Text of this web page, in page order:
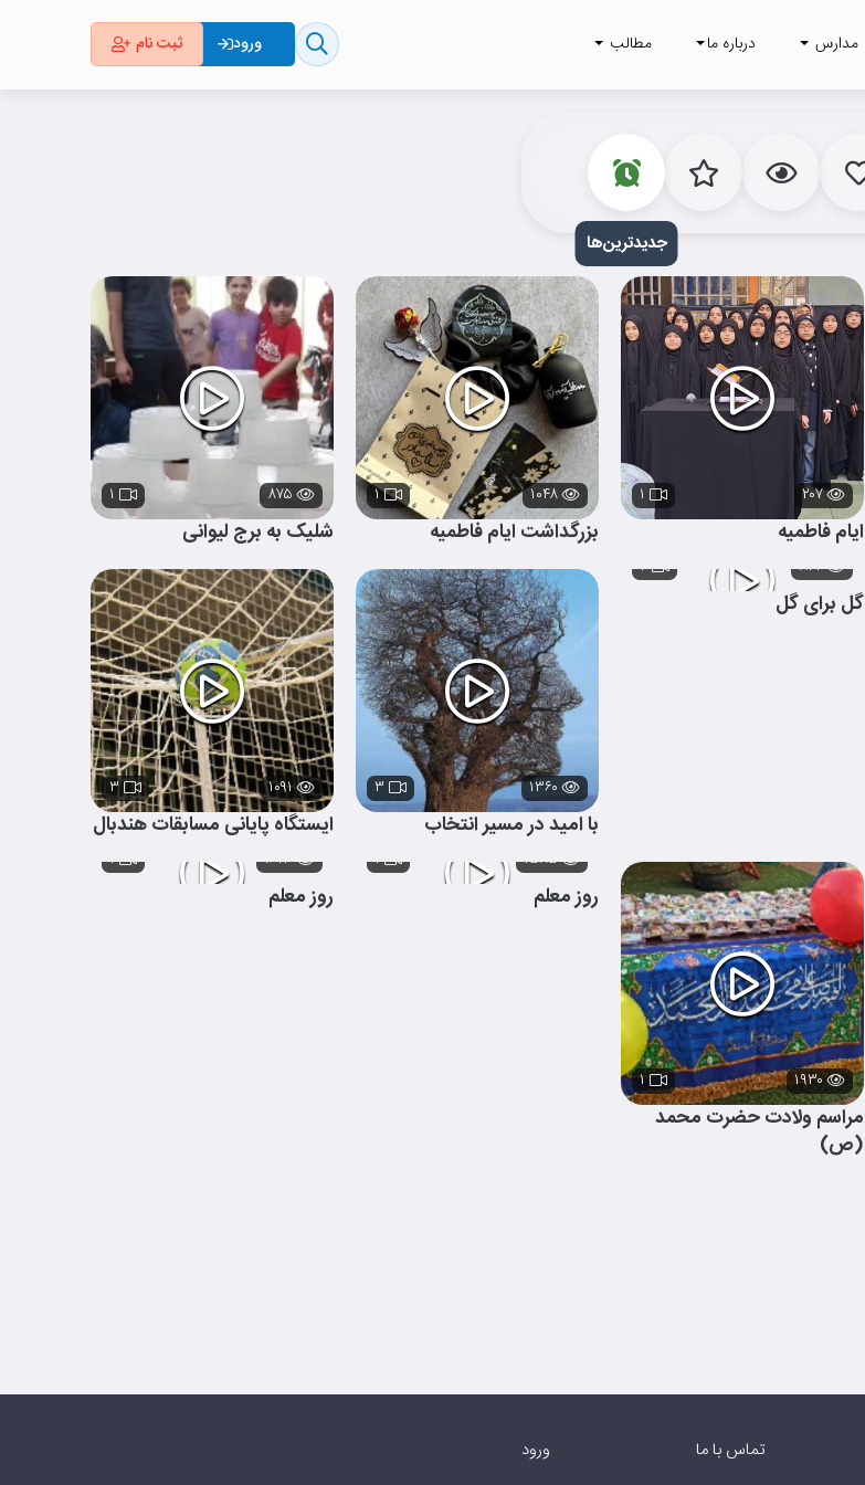
مدارس درباره ما مطالب ورود ثبت نام
جدید‌ترین‌ها
۲۰۷ ۱
ایام فاطمیه
۱۰۴۸ ۱
بزرگداشت ایام فاطمیه
۸۷۵ ۱
شلیک به برج لیوانی
۸۴۴ ۲
گل برای گل
۱۳۶۰ ۳
با امید در مسیر انتخاب
۱۰۹۱ ۳
ایستگاه پایانی مسابقات هندبال
۱۹۳۰ ۱
مراسم ولادت حضرت محمد
(ص)
۱۵۸۵ ۱
روز معلم
۱۶۱۳ ۱
روز معلم
تماس با ما ورود